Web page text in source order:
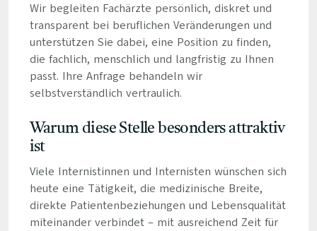
Wir begleiten Fachärzte persönlich, diskret und
transparent bei beruflichen Veränderungen und
unterstützen Sie dabei, eine Position zu finden,
die fachlich, menschlich und langfristig zu Ihnen
passt. Ihre Anfrage behandeln wir
selbstverständlich vertraulich.
Warum diese Stelle besonders attraktiv
ist
Viele Internistinnen und Internisten wünschen sich
heute eine Tätigkeit, die medizinische Breite,
direkte Patientenbeziehungen und Lebensqualität
miteinander verbindet – mit ausreichend Zeit für